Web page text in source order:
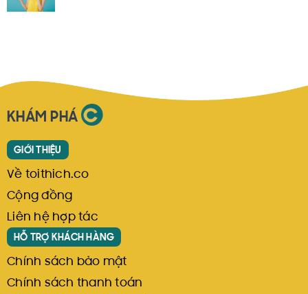
KHÁM PHÁ
GIỚI THIỆU
Về toithich.co
Cộng đồng
Liên hệ hợp tác
HỖ TRỢ KHÁCH HÀNG
Chính sách bảo mật
Chính sách thanh toán